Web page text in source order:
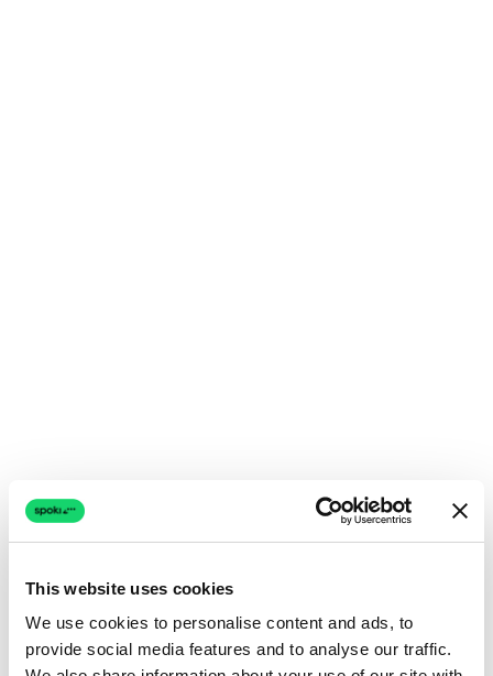
This website uses cookies
We use cookies to personalise content and ads, to
provide social media features and to analyse our traffic.